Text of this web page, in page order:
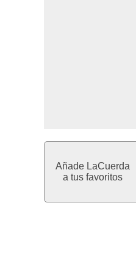
Añade LaCuerda
a tus favoritos